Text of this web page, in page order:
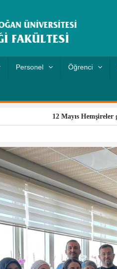
Personel Öğrenci
12 Mayıs Hemşireler